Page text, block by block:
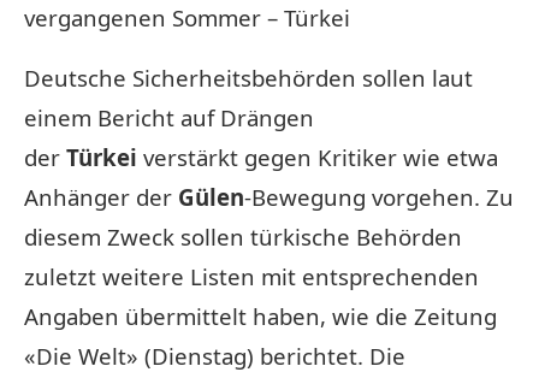
vergangenen Sommer – Türkei
Deutsche Sicherheitsbehörden sollen laut
einem Bericht auf Drängen
der Türkei verstärkt gegen Kritiker wie etwa
Anhänger der Gülen-Bewegung vorgehen. Zu
diesem Zweck sollen türkische Behörden
zuletzt weitere Listen mit entsprechenden
Angaben übermittelt haben, wie die Zeitung
«Die Welt» (Dienstag) berichtet. Die